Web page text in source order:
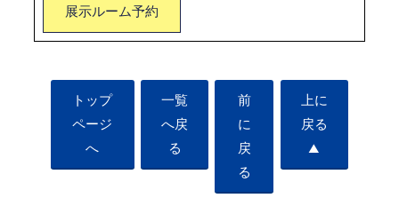
展示ルーム予約
トップ
ページ
へ
一覧
へ戻
る
前
に
戻
る
上に
戻る
▲